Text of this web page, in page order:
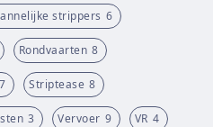
strippers 6
Rondvaarten 8
Striptease 8
3 Vervoer 9 VR 4